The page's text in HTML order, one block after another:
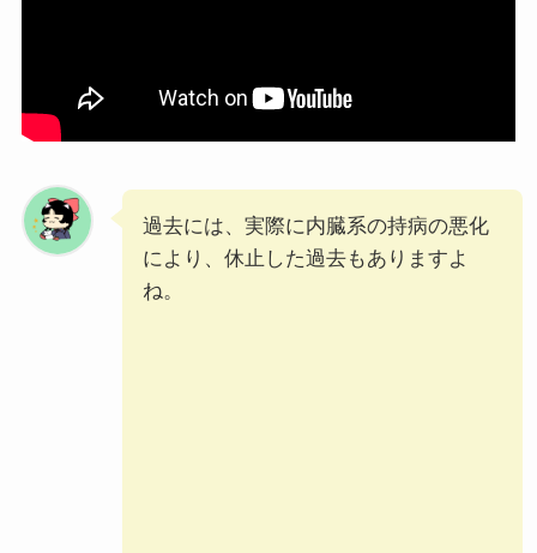
過去には、実際に内臓系の持病の悪化
により、休止した過去もありますよ
ね。